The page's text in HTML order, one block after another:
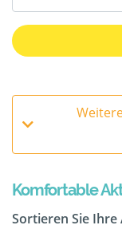
Komfortable
Sortieren Sie Ihre